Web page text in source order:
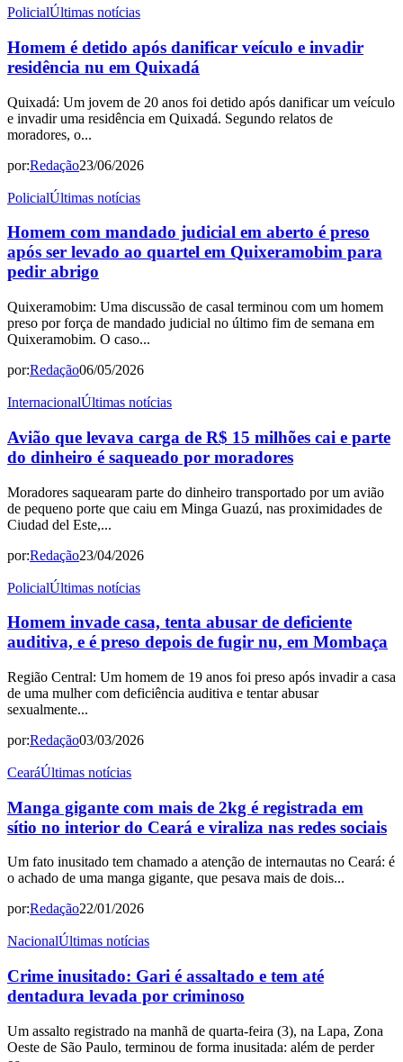
PolicialÚltimas notícias
Homem é detido após danificar veículo e invadir
residência nu em Quixadá
Quixadá: Um jovem de 20 anos foi detido após danificar um veículo
e invadir uma residência em Quixadá. Segundo relatos de
moradores, o...
por:Redação23/06/2026
PolicialÚltimas notícias
Homem com mandado judicial em aberto é preso
após ser levado ao quartel em Quixeramobim para
pedir abrigo
Quixeramobim: Uma discussão de casal terminou com um homem
preso por força de mandado judicial no último fim de semana em
Quixeramobim. O caso...
por:Redação06/05/2026
InternacionalÚltimas notícias
Avião que levava carga de R$ 15 milhões cai e parte
do dinheiro é saqueado por moradores
Moradores saquearam parte do dinheiro transportado por um avião
de pequeno porte que caiu em Minga Guazú, nas proximidades de
Ciudad del Este,...
por:Redação23/04/2026
PolicialÚltimas notícias
Homem invade casa, tenta abusar de deficiente
auditiva, e é preso depois de fugir nu, em Mombaça
Região Central: Um homem de 19 anos foi preso após invadir a casa
de uma mulher com deficiência auditiva e tentar abusar
sexualmente...
por:Redação03/03/2026
CearáÚltimas notícias
Manga gigante com mais de 2kg é registrada em
sítio no interior do Ceará e viraliza nas redes sociais
Um fato inusitado tem chamado a atenção de internautas no Ceará: é
o achado de uma manga gigante, que pesava mais de dois...
por:Redação22/01/2026
NacionalÚltimas notícias
Crime inusitado: Gari é assaltado e tem até
dentadura levada por criminoso
Um assalto registrado na manhã de quarta-feira (3), na Lapa, Zona
Oeste de São Paulo, terminou de forma inusitada: além de perder